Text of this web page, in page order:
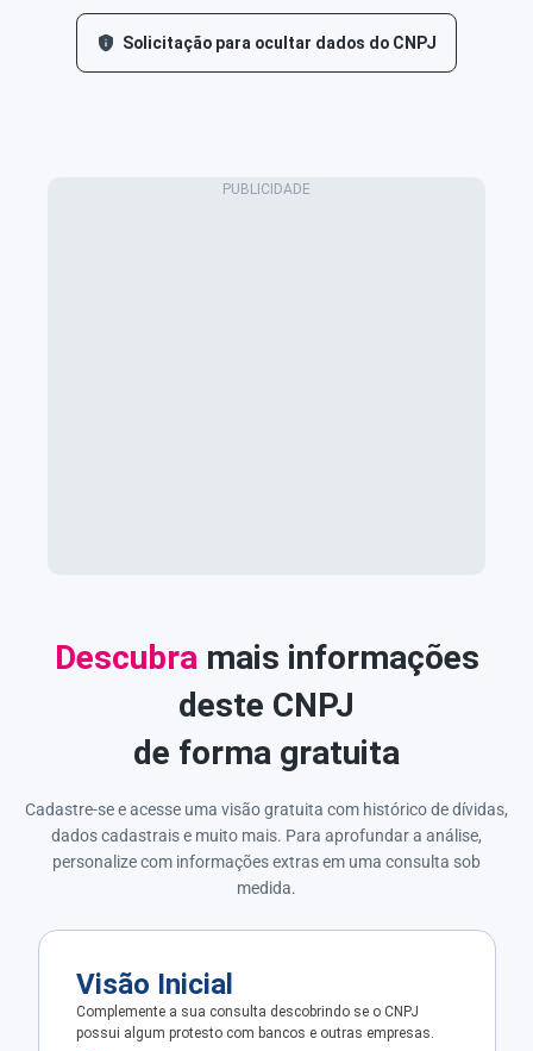
Solicitação para ocultar dados do CNPJ
Descubra mais informações
deste CNPJ
de forma gratuita
Cadastre-se e acesse uma visão gratuita com histórico de dívidas,
dados cadastrais e muito mais. Para aprofundar a análise,
personalize com informações extras em uma consulta sob
medida.
Visão Inicial
Complemente a sua consulta descobrindo se o CNPJ
possui algum protesto com bancos e outras empresas.